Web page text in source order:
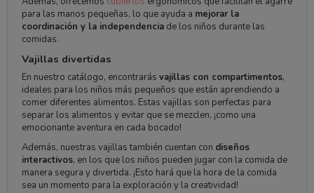
para las manos pequeñas, lo que ayuda a mejorar la
coordinación y la independenciade los niños durante las
comidas.
Vajillas divertidas
En nuestro catálogo, encontrarás vajillas con compartimentos,
ideales para los niños más pequeños que están aprendiendo a
comer diferentes alimentos. Estas vajillas son perfectas para
separar los alimentos y evitar que se mezclen, ¡como una
emocionante aventura en cada bocado!
Además, nuestras vajillas también cuentan con diseños
interactivos, en los que los niños pueden jugar con la comida de
manera segura y divertida. ¡Esto hará que la hora de la comida
sea un momento para la exploración y la creatividad!